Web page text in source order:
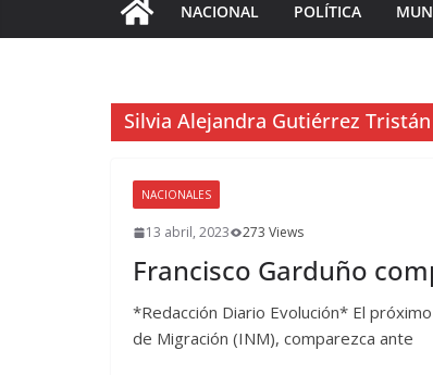
NACIONAL POLÍTICA
Silvia Alejandra Gutiérrez Tristán
NACIONALES
13 abril, 2023 273 Views
Francisco Garduño
*Redacción Diario Evolución* El
de Migración (INM), comparezca ante